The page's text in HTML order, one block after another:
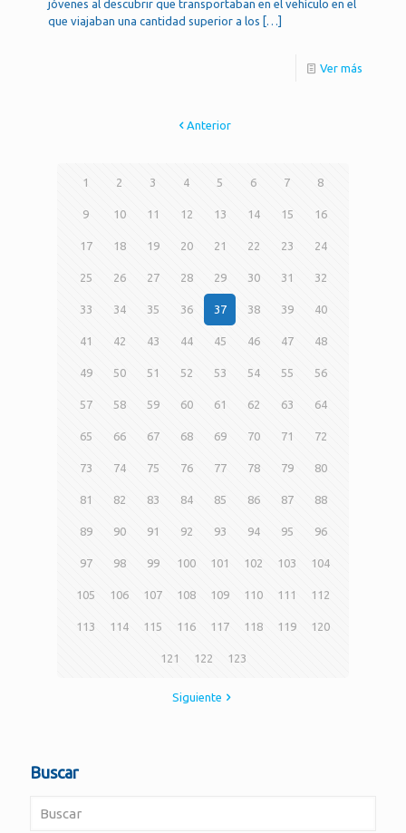
jóvenes al descubrir que transportaban en el vehículo en el
que viajaban una cantidad superior a los […]
Ver más
Anterior
1 2 3 4 5 6 7 8
9 10 11 12 13 14 15 16
17 18 19 20 21 22 23 24
25 26 27 28 29 30 31 32
33 34 35 36 37 38 39 40
41 42 43 44 45 46 47 48
49 50 51 52 53 54 55 56
57 58 59 60 61 62 63 64
65 66 67 68 69 70 71 72
73 74 75 76 77 78 79 80
81 82 83 84 85 86 87 88
89 90 91 92 93 94 95 96
97 98 99 100 101 102 103 104
105 106 107 108 109 110 111 112
113 114 115 116 117 118 119 120
121 122 123
Siguiente
Buscar